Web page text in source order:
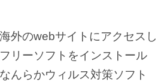
外のwebサイトにアクセスし
リーソフトをインストール
んらかウィルス対策ソフト